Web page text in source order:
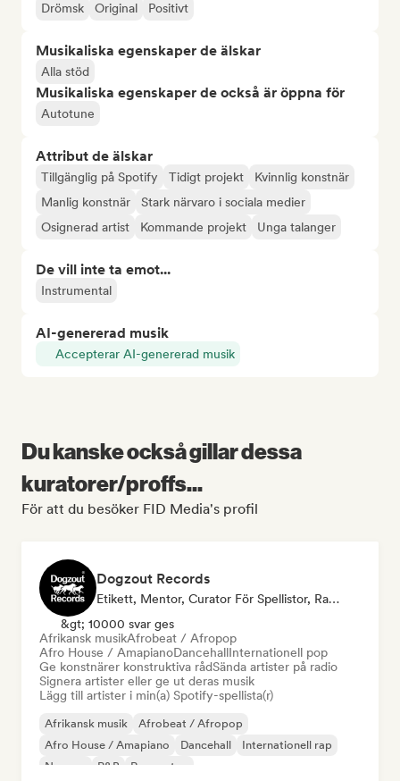
Drömsk Original Positivt
Musikaliska egenskaper de älskar
Alla stöd
Musikaliska egenskaper de också är öppna för
Autotune
Attribut de älskar
Tillgänglig på Spotify Tidigt projekt
Kvinnlig konstnär
Manlig konstnär
Stark närvaro i sociala medier
Osignerad artist
Kommande projekt Unga talanger
De vill inte ta emot...
Instrumental
AI-genererad musik
Accepterar AI-genererad musik
Du kanske också gillar dessa
kuratorer/proffs...
För att du besöker FID Media's profil
Dogzout Records
Etikett, Mentor, Curator För Spellistor, Radiostation
&gt; 10000 svar ges
Afrikansk musikAfrobeat / Afropop
Afro House / AmapianoDancehallInternationell pop
Ge konstnärer konstruktiva rådSända artister på radio
Signera artister eller ge ut deras musik
Lägg till artister i min(a) Spotify-spellista(r)
Afrikansk musik
Afrobeat / Afropop
Afro House / Amapiano
Dancehall
Internationell rap
Ny scen
R&B Reggaeton